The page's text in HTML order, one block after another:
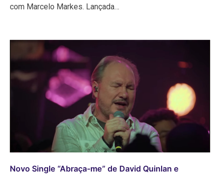
com Marcelo Markes. Lançada…
Novo Single “Abraça-me” de David Quinlan e